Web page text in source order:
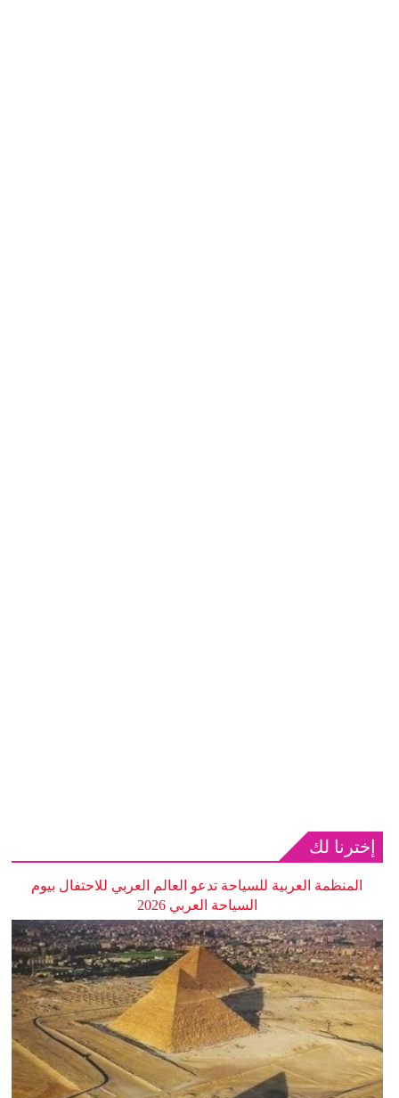
إخترنا لك
المنظمة العربية للسياحة تدعو العالم العربي للاحتفال بيوم
السياحة العربي 2026